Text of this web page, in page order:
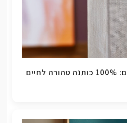
קנבס אמנים פרימיום: 100% כותנה טהורה לחיים